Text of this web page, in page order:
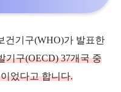
건기구(WHO)가 발표한
기구(OECD) 37개국 중
었다고 합니다.